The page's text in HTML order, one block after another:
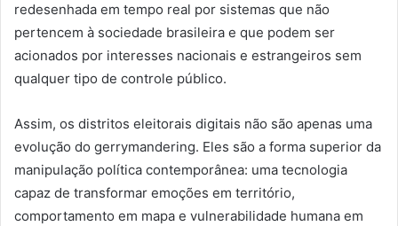
redesenhada em tempo real por sistemas que não
pertencem à sociedade brasileira e que podem ser
acionados por interesses nacionais e estrangeiros sem
qualquer tipo de controle público.
Assim, os distritos eleitorais digitais não são apenas uma
evolução do gerrymandering. Eles são a forma superior da
manipulação política contemporânea: uma tecnologia
capaz de transformar emoções em território,
comportamento em mapa e vulnerabilidade humana em